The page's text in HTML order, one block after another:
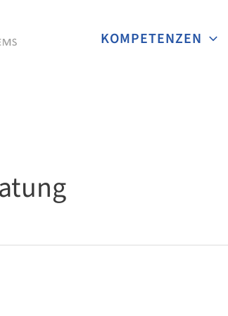
KOMPETENZEN